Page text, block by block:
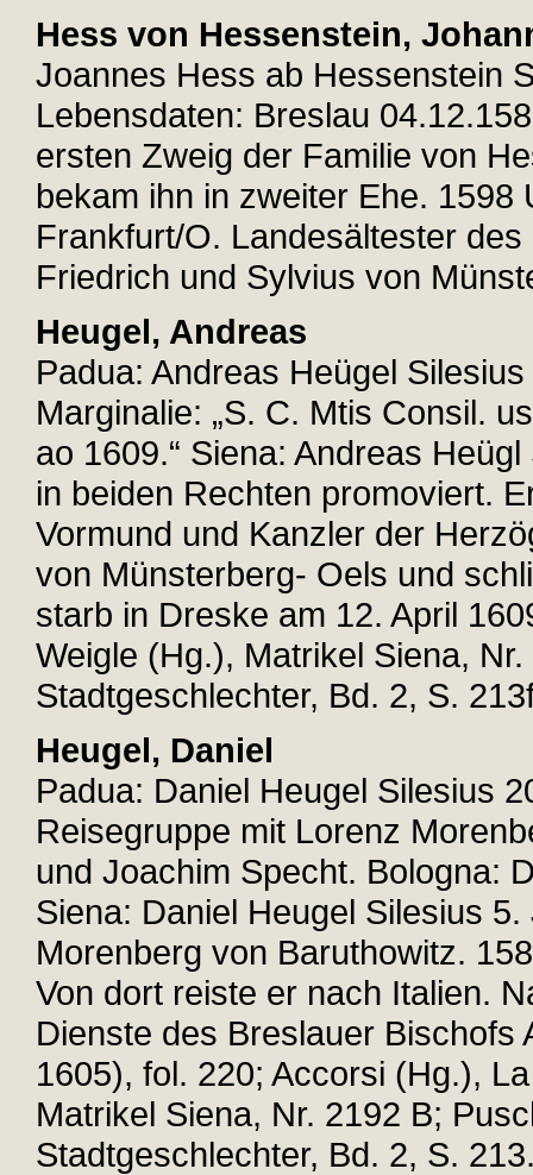
Hess von Hessenstein,
Joannes Hess ab Hessenstein
Lebensdaten: Breslau
ersten Zweig der Familie von
bekam ihn in zweiter Ehe.
Frankfurt/O. Landesältester
Friedrich und Sylvius von
Heugel, Andreas
Padua: Andreas Heügel
Marginalie: „S. C. Mtis Consil.
ao 1609.“ Siena: Andreas
in beiden Rechten promoviert.
Vormund und Kanzler der
von Münsterberg- Oels und
starb in Dreske am 12. April
Weigle (Hg.), Matrikel Siena,
Stadtgeschlechter, Bd. 2, S.
Heugel, Daniel
Padua: Daniel Heugel Silesius
Reisegruppe mit Lorenz
und Joachim Specht. Bologna:
Siena: Daniel Heugel Silesius
Morenberg von Baruthowitz.
Von dort reiste er nach Italien.
Dienste des Breslauer Bischofs
1605), fol. 220; Accorsi (Hg.),
Matrikel Siena, Nr. 2192 B;
Stadtgeschlechter, Bd. 2, S.